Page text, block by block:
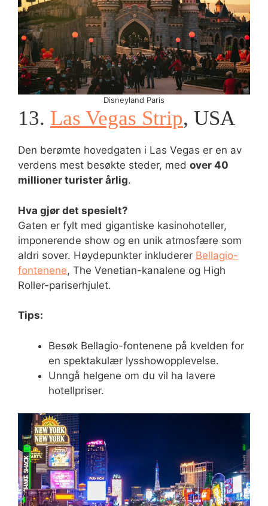
Disneyland Paris
13. Las Vegas Strip, USA
Den berømte hovedgaten i Las Vegas er en av
verdens mest besøkte steder, med over 40
millioner turister årlig.
Hva gjør det spesielt?
Gaten er fylt med gigantiske kasinohoteller,
imponerende show og en unik atmosfære som
aldri sover. Høydepunkter inkluderer Bellagio-
fontenene, The Venetian-kanalene og High
Roller-pariserhjulet.
Tips:
Besøk Bellagio-fontenene på kvelden for
en spektakulær lysshowopplevelse.
Unngå helgene om du vil ha lavere
hotellpriser.